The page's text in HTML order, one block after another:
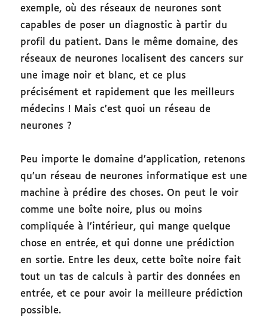
exemple, où des réseaux de neurones sont
capables de poser un diagnostic à partir du
profil du patient. Dans le même domaine, des
réseaux de neurones localisent des cancers sur
une image noir et blanc, et ce plus
précisément et rapidement que les meilleurs
médecins ! Mais c’est quoi un réseau de
neurones ?
Peu importe le domaine d’application, retenons
qu’un réseau de neurones informatique est une
machine à prédire des choses. On peut le voir
comme une boîte noire, plus ou moins
compliquée à l’intérieur, qui mange quelque
chose en entrée, et qui donne une prédiction
en sortie. Entre les deux, cette boîte noire fait
tout un tas de calculs à partir des données en
entrée, et ce pour avoir la meilleure prédiction
possible.